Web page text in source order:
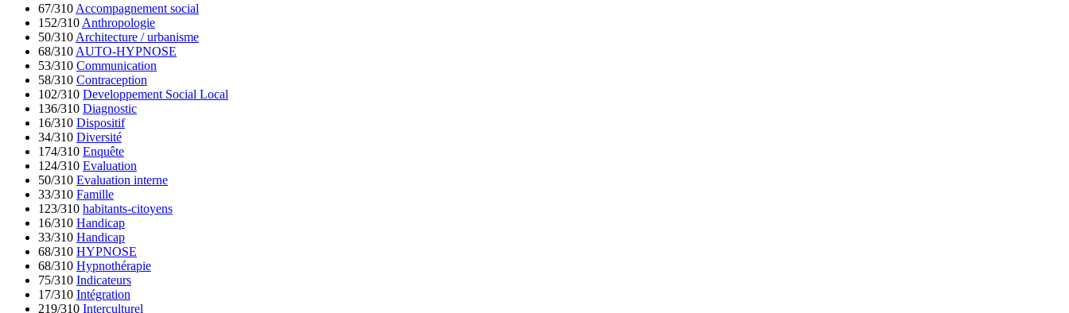
67/310 Accompagnement social
152/310 Anthropologie
50/310 Architecture / urbanisme
68/310 AUTO-HYPNOSE
53/310 Communication
58/310 Contraception
102/310 Developpement Social Local
136/310 Diagnostic
16/310 Dispositif
34/310 Diversité
174/310 Enquête
124/310 Evaluation
50/310 Evaluation interne
33/310 Famille
123/310 habitants-citoyens
16/310 Handicap
33/310 Handicap
68/310 HYPNOSE
68/310 Hypnothérapie
75/310 Indicateurs
17/310 Intégration
219/310 Interculturel